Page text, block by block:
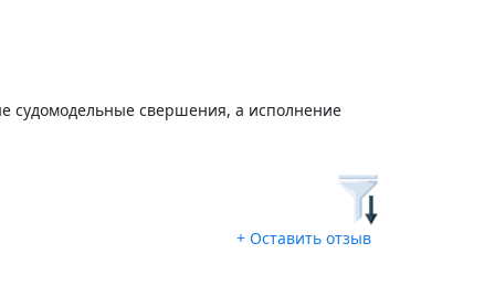
судомодельные свершения, а исполнение
+ Оставить отзыв